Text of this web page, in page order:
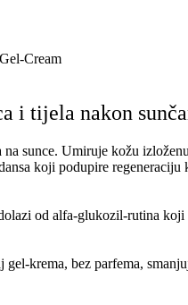
i tijela nakon
sunce. Umiruje kožu
koji podupire
od alfa-glukozil-rutina
krema, bez parfema,